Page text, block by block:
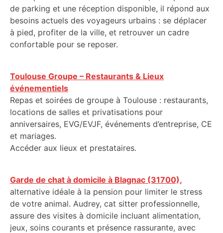
de parking et une réception disponible, il répond aux
besoins actuels des voyageurs urbains : se déplacer
à pied, profiter de la ville, et retrouver un cadre
confortable pour se reposer.
Toulouse Groupe – Restaurants & Lieux
événementiels
Repas et soirées de groupe à Toulouse : restaurants,
locations de salles et privatisations pour
anniversaires, EVG/EVJF, événements d’entreprise, CE
et mariages.
Accéder aux lieux et prestataires.
Garde de chat à domicile à Blagnac (31700),
alternative idéale à la pension pour limiter le stress
de votre animal. Audrey, cat sitter professionnelle,
assure des visites à domicile incluant alimentation,
jeux, soins courants et présence rassurante, avec